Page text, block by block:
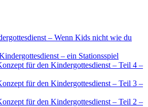
– Wenn Kids nicht wie du
– ein Stationsspiel
für den Kindergottesdienst – Teil 4 –
für den Kindergottesdienst – Teil 3 –
für den Kindergottesdienst – Teil 2 –